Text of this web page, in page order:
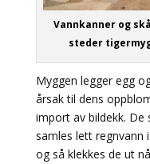
Vannkanner og
steder
Myggen legger egg
årsak til dens
import av bildekk.
samles lett regnvann
og så klekkes de ut